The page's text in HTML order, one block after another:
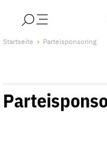
Über uns
Finanzierung
Startseite Parteisponsoring